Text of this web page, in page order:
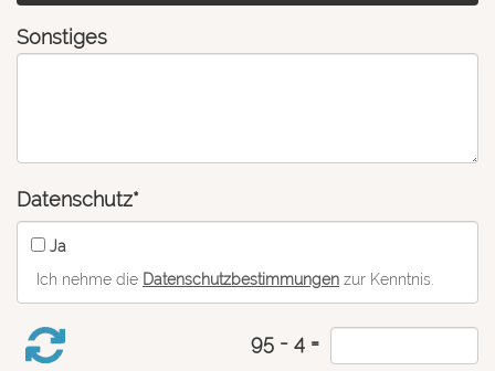
Sonstiges
Datenschutz*
Ja
Ich nehme die Datenschutzbestimmungen zur Kenntnis.
95 - 4 =